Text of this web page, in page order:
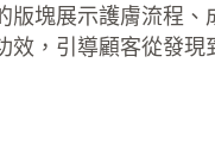
版塊展示護膚流程、
效，引導顧客從發現